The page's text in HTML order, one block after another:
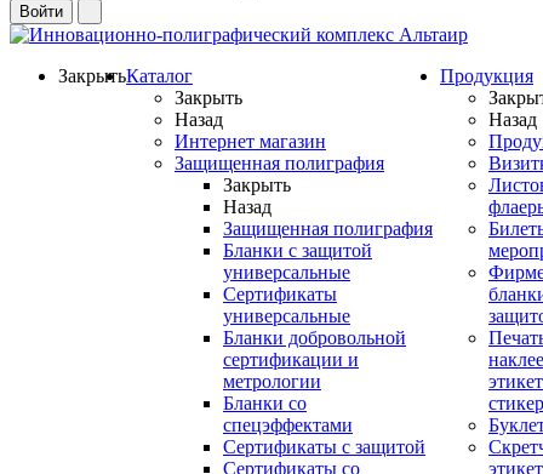
Войти
ЗакрытьКаталог
Закрыть
Назад
Интернет магазин
Защищенная полиграфия
Закрыть
Назад
Защищенная полиграфия
Бланки с защитой
универсальные
Сертификаты
универсальные
Бланки добровольной
сертификации и
метрологии
Бланки со
спецэффектами
Сертификаты с защитой
Сертификаты со
Продукция
Назад